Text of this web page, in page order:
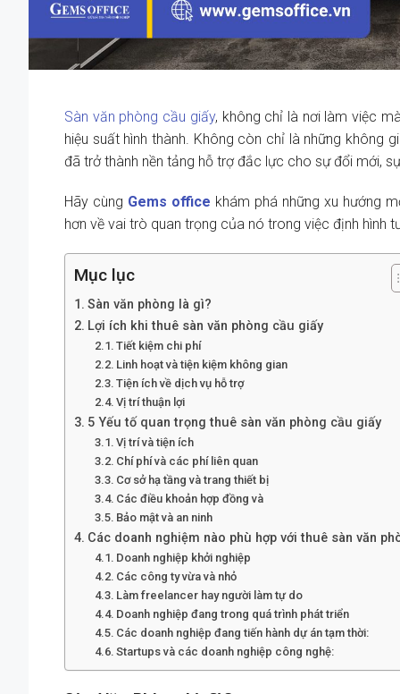
Sàn văn phòng cầu giấy, không chỉ là nơi làm việc
hiệu suất hình thành. Không còn chỉ là những không
đã trở thành nền tảng hỗ trợ đắc lực cho sự đổi mới,
Hãy cùng Gems office khám phá những xu hướng
hơn về vai trò quan trọng của nó trong việc định hình
Mục lục
Sàn văn phòng là gì?
Lợi ích khi thuê sàn văn phòng cầu giấy
Tiết kiệm chi phí
Linh hoạt và tiện kiệm không gian
Tiện ích về dịch vụ hỗ trợ
Vị trí thuận lợi
5 Yếu tố quan trọng thuê sàn văn phòng cầu giấy
Vị trí và tiện ích
Chí phí và các phí liên quan
Cơ sở hạ tầng và trang thiết bị
Các điều khoản hợp đồng và
Bảo mật và an ninh
Các doanh nghiệm nào phù hợp với thuê sàn văn
Doanh nghiệp khởi nghiệp
Các công ty vừa và nhỏ
Làm freelancer hay người làm tự do
Doanh nghiệp đang trong quá trình phát triển
Các doanh nghiệp đang tiến hành dự án tạm thời:
Startups và các doanh nghiệp công nghệ: